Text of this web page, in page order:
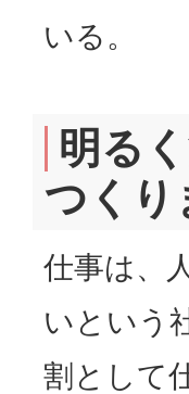
いる。
明る
つくり
仕事は、
いという
割として